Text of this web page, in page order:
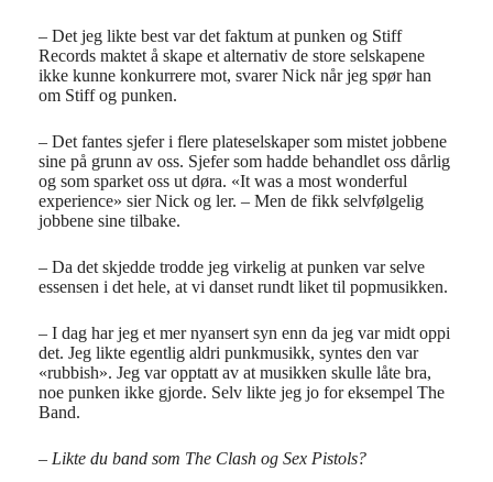
– Det jeg likte best var det faktum at punken og Stiff
Records maktet å skape et alternativ de store selskapene
ikke kunne konkurrere mot, svarer Nick når jeg spør han
om Stiff og punken.
– Det fantes sjefer i flere plateselskaper som mistet jobbene
sine på grunn av oss. Sjefer som hadde behandlet oss dårlig
og som sparket oss ut døra. «It was a most wonderful
experience» sier Nick og ler. – Men de fikk selvfølgelig
jobbene sine tilbake.
– Da det skjedde trodde jeg virkelig at punken var selve
essensen i det hele, at vi danset rundt liket til popmusikken.
– I dag har jeg et mer nyansert syn enn da jeg var midt oppi
det. Jeg likte egentlig aldri punkmusikk, syntes den var
«rubbish». Jeg var opptatt av at musikken skulle låte bra,
noe punken ikke gjorde. Selv likte jeg jo for eksempel The
Band.
– Likte du band som The Clash og Sex Pistols?